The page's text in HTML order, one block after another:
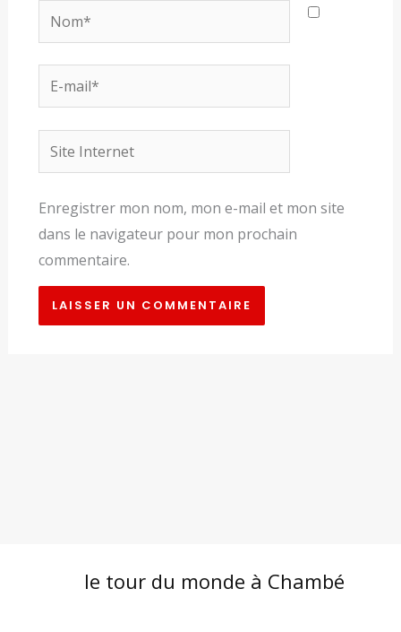
Nom*
mail*
Site
Internet
Enregistrer mon nom, mon e-mail et mon site
dans le navigateur pour mon prochain
commentaire.
le tour du monde à Chambé